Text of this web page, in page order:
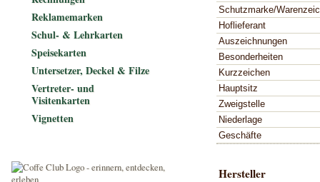
Schutzmarke/
Hoflieferant
Auszeichnungen
Besonderheiten
Kurzzeichen
Hauptsitz
Zweigstelle
Niederlage
Geschäfte
Hersteller
Reklamemarken
Schul- & Lehrkarten
Speisekarten
Untersetzer, Deckel & Filze
Vertreter- und
Visitenkarten
Vignetten